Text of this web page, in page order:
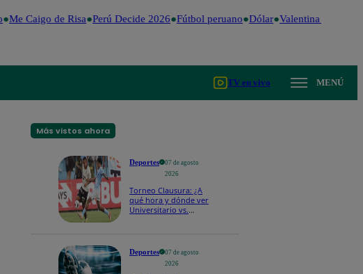
Me Caigo de Risa Perú Decide 2026 Fútbol peruano Dólar Valentina Valiente
TV en vivo MENÚ
Más vistos ahora
Deportes
07 de agosto
2026
Torneo Clausura: ¿A
qué hora y dónde ver
Universitario vs.
Deportes
07 de agosto
2026